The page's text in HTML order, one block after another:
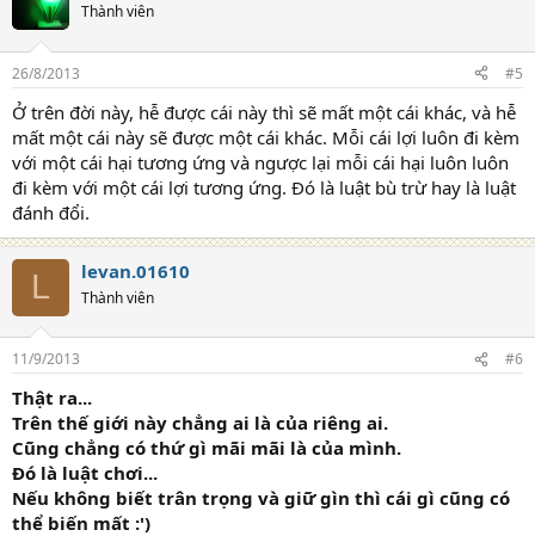
Thành viên
26/8/2013 #5
Ở trên đời này, hễ được cái này thì sẽ mất một cái khác, và hễ
mất một cái này sẽ được một cái khác. Mỗi cái lợi luôn đi kèm
với một cái hại tương ứng và ngược lại mỗi cái hại luôn luôn
đi kèm với một cái lợi tương ứng. Đó là luật bù trừ hay là luật
đánh đổi.
L levan.01610
Thành viên
11/9/2013 #6
Thật ra...
Trên thế giới này chẳng ai là của riêng ai.
Cũng chẳng có thứ gì mãi mãi là của mình.
Đó là luật chơi...
Nếu không biết trân trọng và giữ gìn thì cái gì cũng có
thể biến mất :')